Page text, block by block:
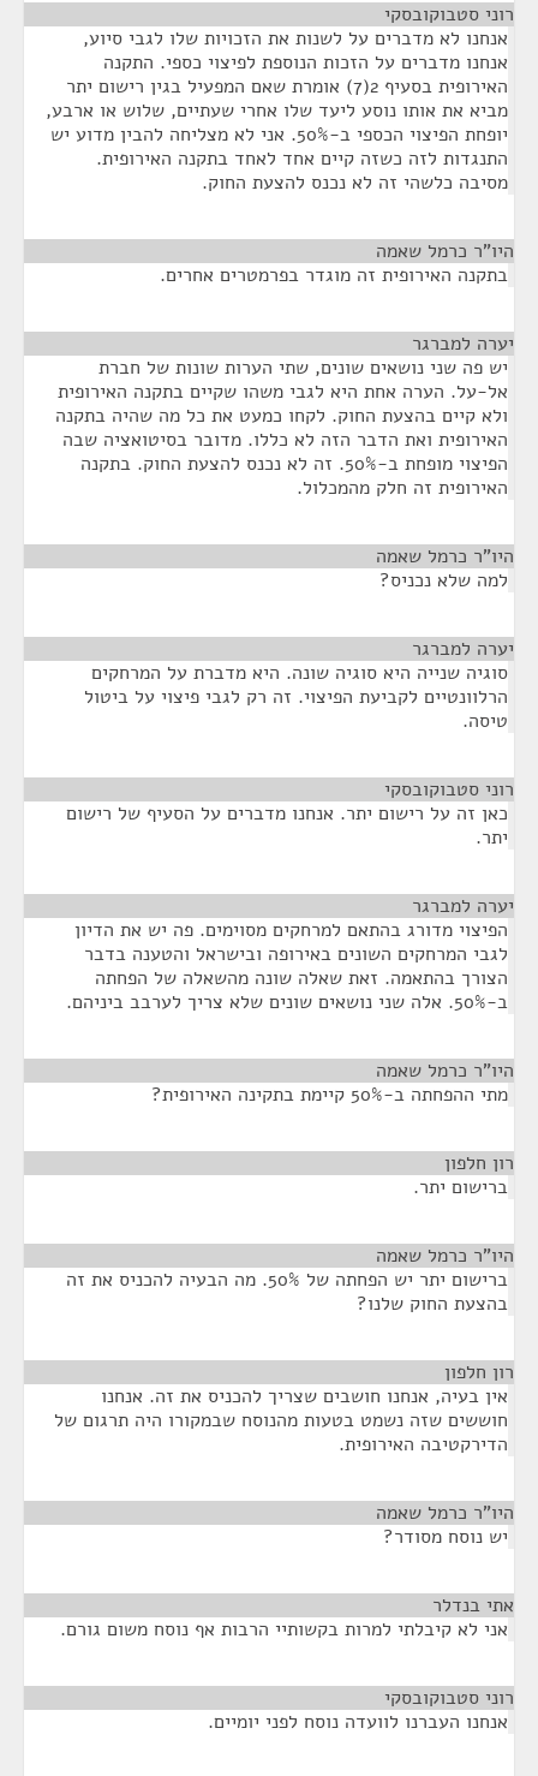
רוני סטבוקובסקי
אנחנו לא מדברים על לשנות את הזכויות שלו לגבי סיוע,
אנחנו מדברים על הזכות הנוספת לפיצוי כספי. התקנה
האירופית בסעיף 2(7) אומרת שאם המפעיל בגין רישום יתר
מביא את אותו נוסע ליעד שלו אחרי שעתיים, שלוש או ארבע,
יופחת הפיצוי הכספי ב-50%. אני לא מצליחה להבין מדוע יש
התנגדות לזה כשזה קיים אחד לאחד בתקנה האירופית.
מסיבה כלשהי זה לא נכנס להצעת החוק.
היו"ר כרמל שאמה
בתקנה האירופית זה מוגדר בפרמטרים אחרים.
יערה למברגר
יש פה שני נושאים שונים, שתי הערות שונות של חברת
אל-על. הערה אחת היא לגבי משהו שקיים בתקנה האירופית
ולא קיים בהצעת החוק. לקחו כמעט את כל מה שהיה בתקנה
האירופית ואת הדבר הזה לא כללו. מדובר בסיטואציה שבה
הפיצוי מופחת ב-50%. זה לא נכנס להצעת החוק. בתקנה
האירופית זה חלק מהמכלול.
היו"ר כרמל שאמה
למה שלא נכניס?
יערה למברגר
סוגיה שנייה היא סוגיה שונה. היא מדברת על המרחקים
הרלוונטיים לקביעת הפיצוי. זה רק לגבי פיצוי על ביטול
טיסה.
רוני סטבוקובסקי
כאן זה על רישום יתר. אנחנו מדברים על הסעיף של רישום
יתר.
יערה למברגר
הפיצוי מדורג בהתאם למרחקים מסוימים. פה יש את הדיון
לגבי המרחקים השונים באירופה ובישראל והטענה בדבר
הצורך בהתאמה. זאת שאלה שונה מהשאלה של הפחתה
ב-50%. אלה שני נושאים שונים שלא צריך לערבב ביניהם.
היו"ר כרמל שאמה
מתי ההפחתה ב-50% קיימת בתקינה האירופית?
רון חלפון
ברישום יתר.
היו"ר כרמל שאמה
ברישום יתר יש הפחתה של 50%. מה הבעיה להכניס את זה
בהצעת החוק שלנו?
רון חלפון
אין בעיה, אנחנו חושבים שצריך להכניס את זה. אנחנו
חוששים שזה נשמט בטעות מהנוסח שבמקורו היה תרגום של
הדירקטיבה האירופית.
היו"ר כרמל שאמה
יש נוסח מסודר?
אתי בנדלר
אני לא קיבלתי למרות בקשותיי הרבות אף נוסח משום גורם.
רוני סטבוקובסקי
אנחנו העברנו לוועדה נוסח לפני יומיים.